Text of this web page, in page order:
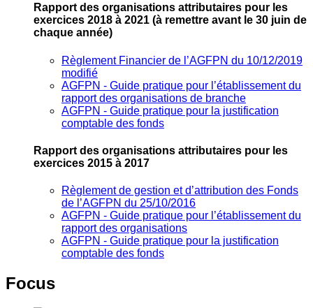
Rapport des organisations attributaires pour les
exercices 2018 à 2021 (à remettre avant le 30 juin de
chaque année)
Règlement Financier de l’AGFPN du 10/12/2019
modifié
AGFPN ‐ Guide pratique pour l’établissement du
rapport des organisations de branche
AGFPN ‐ Guide pratique pour la justification
comptable des fonds
Rapport des organisations attributaires pour les
exercices 2015 à 2017
Règlement de gestion et d’attribution des Fonds
de l’AGFPN du 25/10/2016
AGFPN ‐ Guide pratique pour l’établissement du
rapport des organisations
AGFPN ‐ Guide pratique pour la justification
comptable des fonds
Focus